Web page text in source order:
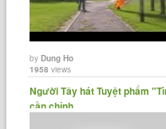
byDung Ho
1958 views
Người Tây hát Tuyệt phẩm
cần chỉnh